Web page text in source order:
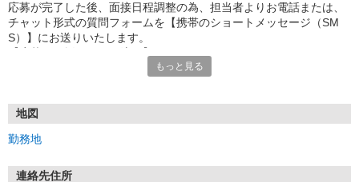
応募が完了した後、面接日程調整の為、担当者よりお電話または、
チャット形式の質問フォームを【携帯のショートメッセージ（SM
S）】にお送りいたします。
1.応募…Webもしくはお電話より応募ください。
※実技試験はドライバーの職種のみとなります。
もっと見る
地図
勤務地
連絡先住所